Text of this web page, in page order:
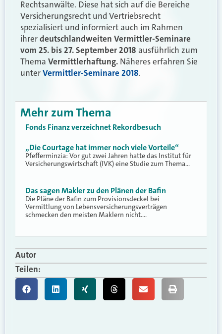
Rechtsanwälte. Diese hat sich auf die Bereiche
Versicherungsrecht und Vertriebsrecht
spezialisiert und informiert auch im Rahmen
ihrerdeutschlandweiten Vermittler-Seminare
vom 25. bis 27. September 2018 ausführlich zum
Thema Vermittlerhaftung. Näheres erfahren Sie
unterVermittler-Seminare 2018.
Mehr zum Thema
Fonds Finanz verzeichnet Rekordbesuch
„Die Courtage hat immer noch viele Vorteile“
Pfefferminzia: Vor gut zwei Jahren hatte das Institut für
Versicherungswirtschaft (IVK) eine Studie zum Thema…
Das sagen Makler zu den Plänen der Bafin
Die Pläne der Bafin zum Provisionsdeckel bei
Vermittlung von Lebensversicherungsverträgen
schmecken den meisten Maklern nicht.…
Autor
Teilen: